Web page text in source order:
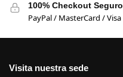
100% Checkout Seguro
PayPal / MasterCard / Visa
Visita nuestra sede